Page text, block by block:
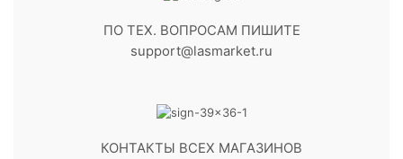
ПО ТЕХ. ВОПРОСАМ ПИШИТЕ
support@lasmarket.ru
КОНТАКТЫ ВСЕХ МАГАЗИНОВ